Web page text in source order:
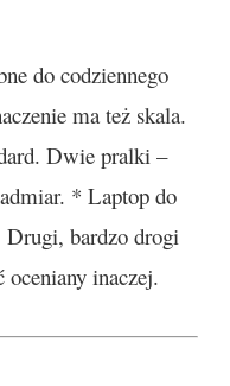
do codziennego
ma też skala.
Dwie pralki –
* Laptop do
Drugi, bardzo drogi
oceniany inaczej.